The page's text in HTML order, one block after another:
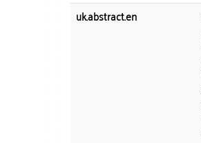
uk.abstract.en